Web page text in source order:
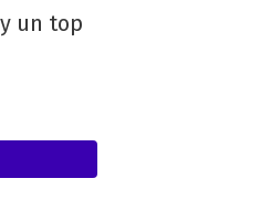
un top